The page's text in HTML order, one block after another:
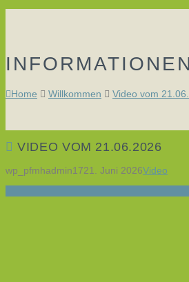
INFORMATIONEN
Home Willkommen Video vom
VIDEO VOM 21.06.2026
wp_pfmhadmin1721. Juni 2026Video